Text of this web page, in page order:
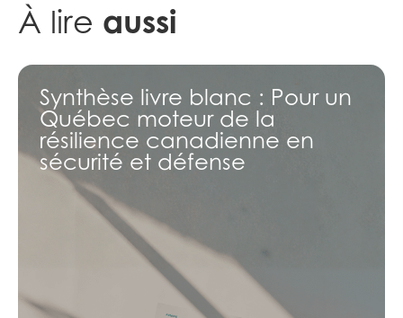
À lire aussi
Synthèse livre blanc : Pour un
Québec moteur de la
résilience canadienne en
sécurité et défense